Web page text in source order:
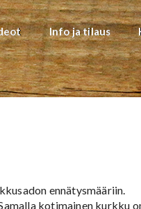
Info ja tilaus
ennätysmääriin.
kotimainen kurkku